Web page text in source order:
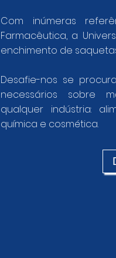
Com inúmeras
Farmacêutica, a
enchimento de
Desafie-nos se
necessários sobre
qualquer indústria:
química e cosmética.